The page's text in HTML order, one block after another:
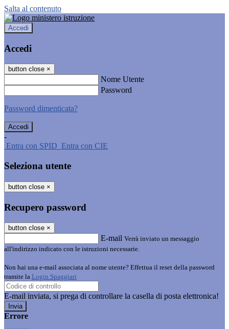
Salta al contenuto
Accedi
Accedi
button close ×
Nome Utente
Password
Password dimenticata?
-
Entra con SPID Entra con CIE
Seleziona utente
button close ×
Recupero password
button close ×
E-mail Verrà inviato un messaggio
all'indirizzo indicato con le istruzioni necessarie.
Non hai una e-mail associata al nome utente? Effettua il reset della password
tramite la Login Spaggiari
E-mail inviata, si prega di controllare la casella di posta elettronica!
Errore